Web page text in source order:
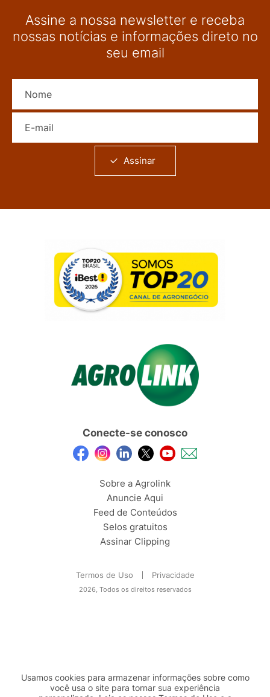
Assine a nossa newsletter e receba
nossas notícias e informações direto no
seu email
Assinar
Conecte-se conosco
Sobre a Agrolink
Anuncie Aqui
Feed de Conteúdos
Selos gratuitos
Assinar Clipping
Termos de Uso Privacidade
2026, Todos os direitos reservados
Usamos cookies para armazenar informações sobre como
você usa o site para tornar sua experiência